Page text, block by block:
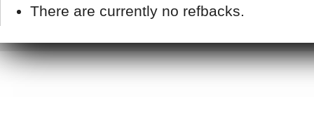
There are currently no refbacks.